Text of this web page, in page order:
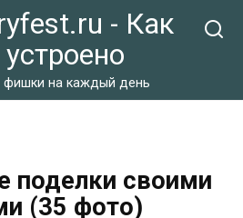
- Как
устроено
фишки на каждый день
поделки своими
(35 фото)